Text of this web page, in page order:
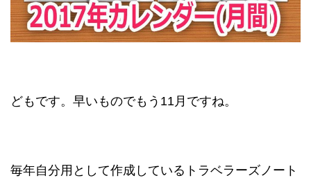
どもです。早いものでもう11月ですね。
毎年自分用として作成しているトラベラーズノート